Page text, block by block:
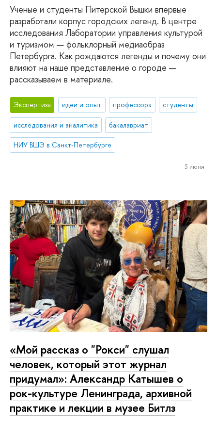
Ученые и студенты Питерской Вышки впервые
разработали корпус городских легенд. В центре
исследования Лаборатории управления культурой
и туризмом — фольклорный медиаобраз
Петербурга. Как рождаются легенды и почему они
влияют на наше представление о городе —
рассказываем в материале.
Экспертиза идеи и опыт профессора студенты
исследования и аналитика бакалавриат
НИУ ВШЭ в Санкт-Петербурге
3 июня
«Мой рассказ о "Рокси" слушал
человек, который этот журнал
придумал»: Александр Катышев о
рок-культуре Ленинграда, архивной
практике и лекции в музее Битлз